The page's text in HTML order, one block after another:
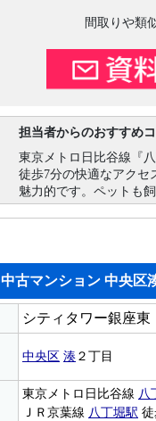
間取りや類
担当者からのおすすめ
東京メトロ日比谷線『
徒歩7分の快適なアクセ
魅力的です。ペットも飼
中古マンション 中央区
シティタワー銀座東
中央区 湊２丁目
東京メトロ日比谷線 八
ＪＲ京葉線 八丁堀駅